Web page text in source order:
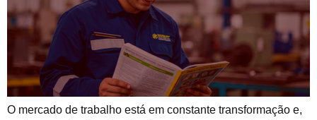
O mercado de trabalho está em constante transformação e,